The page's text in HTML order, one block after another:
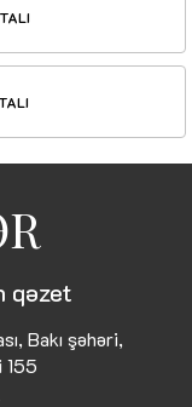
qəzet
Bakı şəhəri,
155